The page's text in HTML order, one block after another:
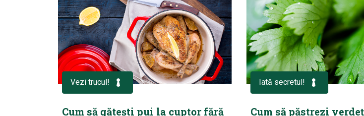
Vezi trucul!
Cum să gătești pui la cuptor fără
Iată secretul!
Cum să păstrezi